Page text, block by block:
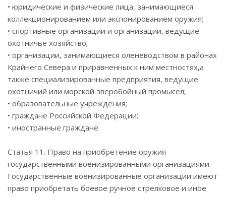
• юридические и физические лица, занимающиеся
коллекционированием или экспонированием оружия;
• спортивные организации и организации, ведущие
охотничье хозяйство;
• организации, занимающиеся оленеводством в районах
Крайнего Севера и приравненных к ним местностях,а
также специализированные предприятия, ведущие
охотничий или морской зверобойный промысел;
• образовательные учреждения;
• граждане Российской Федерации;
• иностранные граждане.
Статья 11. Право на приобретение оружия
государственными военизированными организациями
Государственные военизированные организации имеют
право приобретать боевое ручное стрелковое и иное